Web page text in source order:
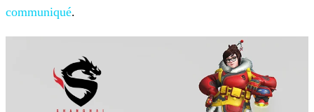
communiqué.